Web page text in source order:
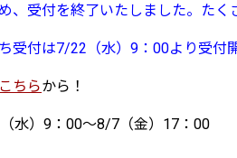
、受付を終了いたしました。たく
付は7/22（水）9：00より受付開
こちらから！
水）9：00～8/7（金）17：00